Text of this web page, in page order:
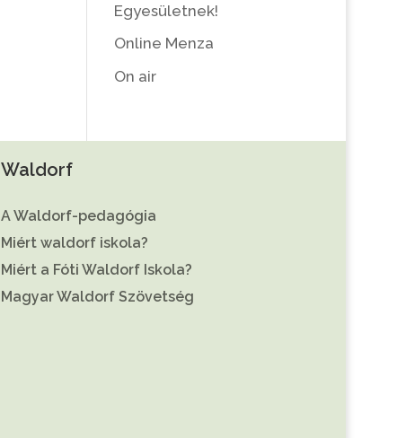
Egyesületnek!
Online Menza
On air
Waldorf
A Waldorf-pedagógia
Miért waldorf iskola?
Miért a Fóti Waldorf Iskola?
Magyar Waldorf Szövetség